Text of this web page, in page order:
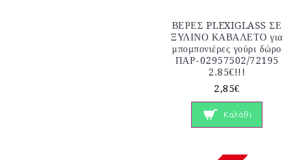
ΒΕΡΕΣ PLEXIGLASS ΣΕ
ΞΥΛΙΝΟ ΚΑΒΑΛΕΤΟ για
μπομπονιέρες γούρι δώρο
ΠΑΡ-02957502/72195
2.85€!!!
2,85€
Καλάθι